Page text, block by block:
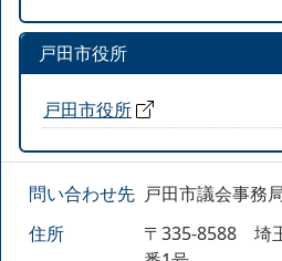
戸田市役所
戸田市役所
問い合わせ先 戸田市議会事務
住所
〒335-8588 埼